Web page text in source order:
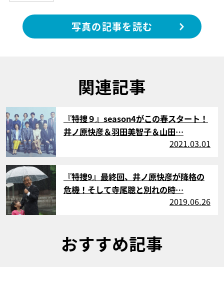
写真の記事を読む
関連記事
サムネイル
『特捜９』season4がこの春スタート！
井ノ原快彦＆羽田美智子＆山田…
2021.03.01
サムネイル
『特捜9』最終回、井ノ原快彦が降格の
危機！そして寺尾聰と別れの時…
2019.06.26
おすすめ記事